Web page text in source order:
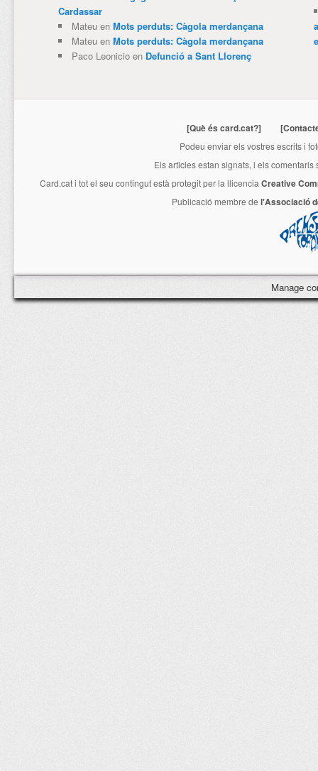
Cardassar
Mateuen Mots perduts: Càgola merdançana
Mateuen Mots perduts: Càgola merdançana
Paco Leonicioen Defunció a Sant Llorenç
[Què és card.cat?]
Podeu enviar els vostres escrits i
Els articles estan signats, i els
Card.cati tot el seu contingut està protegit per la llicencia Creative
Publicació membre de l'Associació
Manage